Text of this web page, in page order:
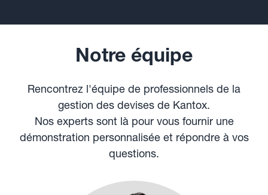
Notre équipe
Rencontrez l'équipe de professionnels de la
gestion des devises de Kantox.
Nos experts sont là pour vous fournir une
démonstration personnalisée et répondre à vos
questions.